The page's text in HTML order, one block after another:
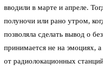
вводили в марте и апреле.
полуночи или рано утром,
позволяла сделать вывод о
принимается не на эмоциях,
от радиолокационных